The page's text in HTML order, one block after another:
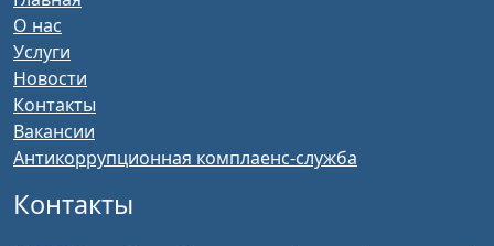
О нас
Услуги
Новости
Контакты
Вакансии
Антикоррупционная комплаенс-служба
Контакты